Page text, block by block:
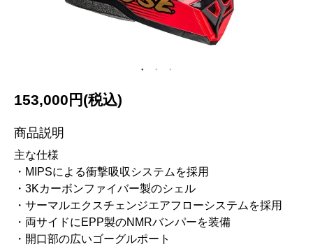
153,000円(税込)
商品説明
主な仕様
・MIPSによる衝撃吸収システムを採用
・3Kカーボンファイバー製のシェル
・サーマルエクスチェンジエアフローシステムを採用
・両サイドにEPP製のNMRバンパーを装備
・開口部の広いゴーグルポート